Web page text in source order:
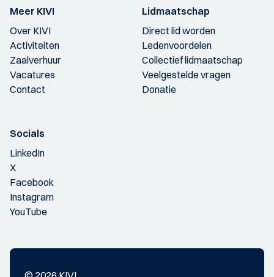
Meer KIVI
Over KIVI
Activiteiten
Zaalverhuur
Vacatures
Contact
Lidmaatschap
Direct lid worden
Ledenvoordelen
Collectief lidmaatschap
Veelgestelde vragen
Donatie
Socials
LinkedIn
X
Facebook
Instagram
YouTube